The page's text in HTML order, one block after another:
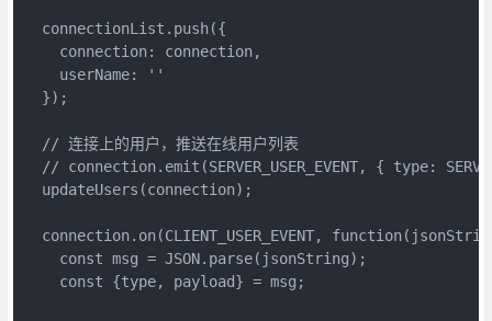
  connectionList.push({
    connection: connection,
    userName: ''
  });
  // 连接上的用户，推送在线用户列表
// connection.emit(SERVER_USER_EVENT, { type:
  updateUsers(connection);
connection.on(CLIENT_USER_EVENT,
    const msg = JSON.parse(jsonString);
    const {type, payload} = msg;